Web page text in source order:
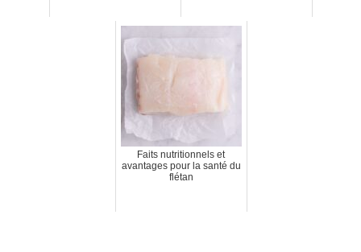
Faits nutritionnels et
avantages pour la santé du
flétan